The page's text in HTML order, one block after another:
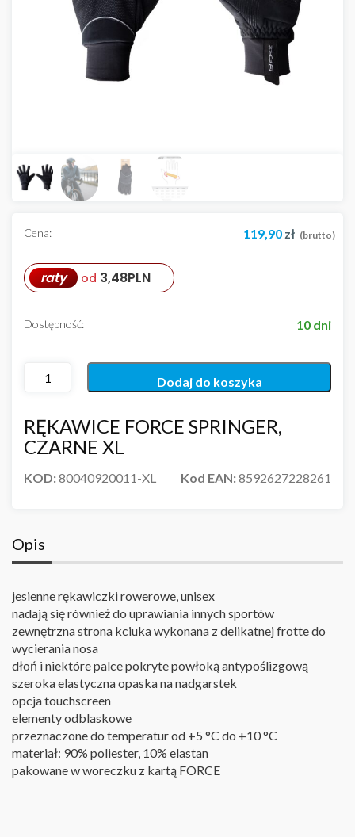
RĘKAWICE FORCE SPRINGER,
CZARNE XL
KOD:80040920011-XL Kod EAN:8592627228261
Cena: 119,90 zł (brutto)
raty od 3,48PLN
Dostępność: 10 dni
Dodaj do koszyka
Opis
jesienne rękawiczki rowerowe, unisex
nadają się również do uprawiania innych sportów
zewnętrzna strona kciuka wykonana z delikatnej frotte do
wycierania nosa
dłoń i niektóre palce pokryte powłoką antypoślizgową
szeroka elastyczna opaska na nadgarstek
opcja touchscreen
elementy odblaskowe
przeznaczone do temperatur od +5 °C do +10 °C
materiał: 90% poliester, 10% elastan
pakowane w woreczku z kartą FORCE